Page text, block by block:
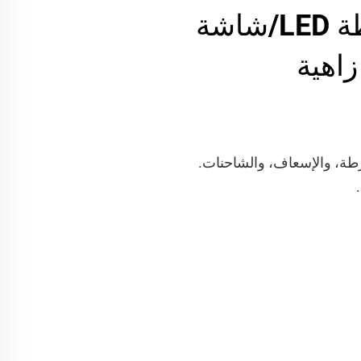
إشارة تحذيرية للشرطة LED/شاشة
والإسعاف، والشاحنات.